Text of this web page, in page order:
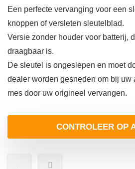
Een perfecte vervanging voor een
knoppen of versleten sleutelblad.
Versie zonder houder voor batterij,
draagbaar is.
De sleutel is ongeslepen en moet
dealer worden gesneden om bij uw
mes door uw origineel vervangen.
CONTROLEER OP